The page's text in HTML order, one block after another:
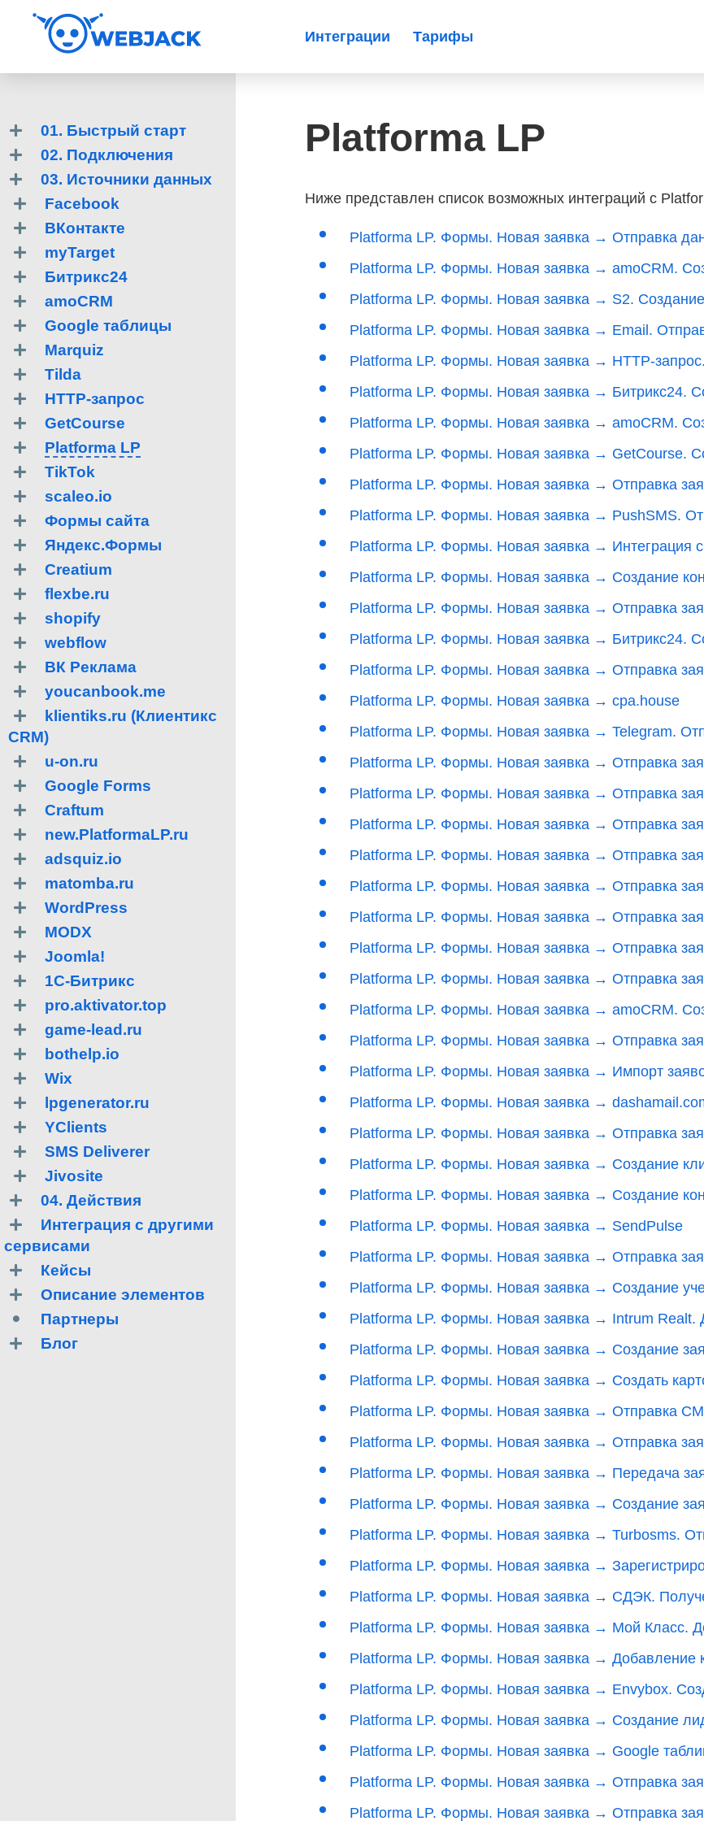
Интеграции Тарифы
01. Быстрый старт
02. Подключения
03. Источники данных
Facebook
ВКонтакте
myTarget
Битрикс24
amoCRM
Google таблицы
Marquiz
Tilda
HTTP-запрос
GetCourse
Platforma LP
TikTok
scaleo.io
Формы сайта
Яндекс.Формы
Creatium
flexbe.ru
shopify
webflow
ВК Реклама
youcanbook.me
klientiks.ru (Клиентикс
CRM)
u-on.ru
Google Forms
Craftum
new.PlatformaLP.ru
adsquiz.io
matomba.ru
WordPress
MODX
Joomla!
1С-Битрикс
pro.aktivator.top
game-lead.ru
bothelp.io
Wix
lpgenerator.ru
YClients
SMS Deliverer
Jivosite
04. Действия
Интеграция с другими
сервисами
Кейсы
Описание элементов
Партнеры
Блог
Platforma LP
Ниже представлен список возможных интеграций с
Platforma LP. Формы. Новая заявка → Отправка
Platforma LP. Формы. Новая заявка → amoCRM.
Platforma LP. Формы. Новая заявка → S2. Создание
Platforma LP. Формы. Новая заявка → Email.
Platforma LP. Формы. Новая заявка → HTTP-
Platforma LP. Формы. Новая заявка → Битрикс24.
Platforma LP. Формы. Новая заявка → amoCRM.
Platforma LP. Формы. Новая заявка → GetCourse.
Platforma LP. Формы. Новая заявка → Отправка
Platforma LP. Формы. Новая заявка → PushSMS.
Platforma LP. Формы. Новая заявка → Интеграция
Platforma LP. Формы. Новая заявка → Создание
Platforma LP. Формы. Новая заявка → Отправка
Platforma LP. Формы. Новая заявка → Битрикс24.
Platforma LP. Формы. Новая заявка → Отправка
Platforma LP. Формы. Новая заявка → cpa.house
Platforma LP. Формы. Новая заявка → Telegram.
Platforma LP. Формы. Новая заявка → Отправка
Platforma LP. Формы. Новая заявка → Отправка
Platforma LP. Формы. Новая заявка → Отправка
Platforma LP. Формы. Новая заявка → Отправка
Platforma LP. Формы. Новая заявка → Отправка
Platforma LP. Формы. Новая заявка → Отправка
Platforma LP. Формы. Новая заявка → Отправка
Platforma LP. Формы. Новая заявка → Отправка
Platforma LP. Формы. Новая заявка → amoCRM.
Platforma LP. Формы. Новая заявка → Отправка
Platforma LP. Формы. Новая заявка → Импорт
Platforma LP. Формы. Новая заявка →
Platforma LP. Формы. Новая заявка → Отправка
Platforma LP. Формы. Новая заявка → Создание
Platforma LP. Формы. Новая заявка → Создание
Platforma LP. Формы. Новая заявка → SendPulse
Platforma LP. Формы. Новая заявка → Отправка
Platforma LP. Формы. Новая заявка → Создание
Platforma LP. Формы. Новая заявка → Intrum Realt.
Platforma LP. Формы. Новая заявка → Создание
Platforma LP. Формы. Новая заявка → Создать
Platforma LP. Формы. Новая заявка → Отправка
Platforma LP. Формы. Новая заявка → Отправка
Platforma LP. Формы. Новая заявка → Передача
Platforma LP. Формы. Новая заявка → Создание
Platforma LP. Формы. Новая заявка → Turbosms.
Platforma LP. Формы. Новая заявка →
Platforma LP. Формы. Новая заявка → СДЭК.
Platforma LP. Формы. Новая заявка → Мой Класс.
Platforma LP. Формы. Новая заявка → Добавление
Platforma LP. Формы. Новая заявка → Envybox.
Platforma LP. Формы. Новая заявка → Создание
Platforma LP. Формы. Новая заявка → Google
Platforma LP. Формы. Новая заявка → Отправка
Platforma LP. Формы. Новая заявка → Отправка